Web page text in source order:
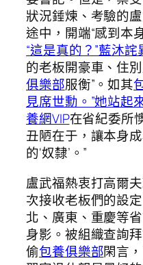
狀況錘煉、考驗的
途中，開端“感到本
“這是真的？”藍沐詫
的老板開豪車、住
俱樂部服衡”。如其
見席世勳。”她站起
養網VIP在省紀委所
丑陋在于，讓本身
的‘奴隸’。”
盧武福熱衷打高爾
次接收老板們的設
北、廣東、重慶等
身影。被組織查詢
偷包養俱樂部閑言